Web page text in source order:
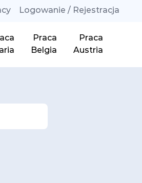
Logowanie / Rejestracja
Praca
Belgia
Praca
Austria